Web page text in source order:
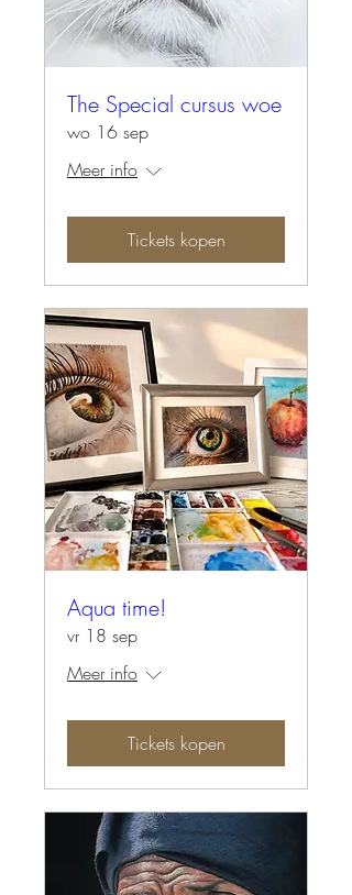
The Special cursus woe
wo 16 sep
Meer info
Tickets kopen
Aqua time!
vr 18 sep
Meer info
Tickets kopen